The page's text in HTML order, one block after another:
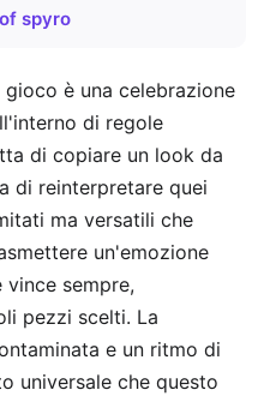
spyro
è una celebrazione
di regole
di copiare un look da
di reinterpretare quei
ma versatili che
un'emozione
sempre,
pezzi scelti. La
e un ritmo di
universale che questo